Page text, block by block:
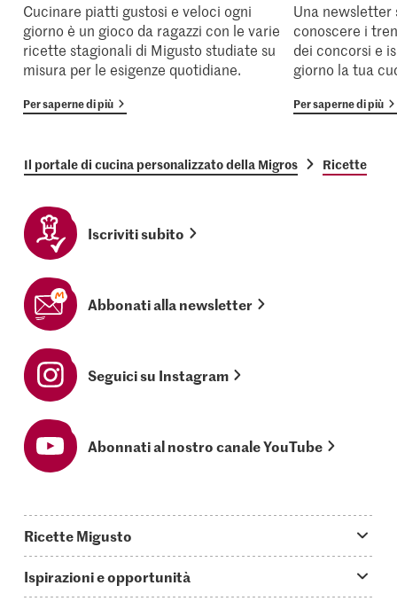
Cucinare piatti gustosi e veloci ogni
giorno è un gioco da ragazzi con le varie
ricette stagionali di Migusto studiate su
misura per le esigenze quotidiane.
Per saperne di più
Una
conoscere i
dei concorsi e
giorno la tua
Per saperne di più
Il portale di cucina personalizzato della Migros Ricette
Iscriviti subito
Abbonati alla newsletter
Seguici su Instagram
Abonnati al nostro canale YouTube
Ricette Migusto
Oggi cucino
Ispirazioni e opportunità